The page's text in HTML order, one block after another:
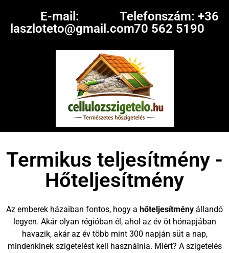
E-mail:
laszloteto@gmail.com
Telefonszám: +36
70 562 5190
Termikus teljesítmény -
Hőteljesítmény
Az emberek házaiban fontos, hogy a hőteljesítmény állandó
legyen. Akár olyan régióban él, ahol az év öt hónapjában
havazik, akár az év több mint 300 napján süt a nap,
mindenkinek szigetelést kell használnia. Miért? A szigetelés